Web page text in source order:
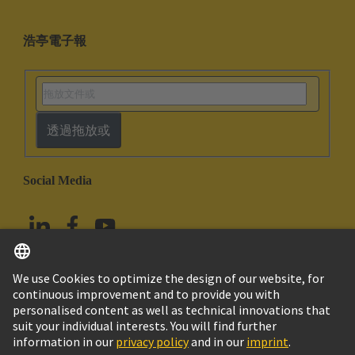
浩亭電子報
透過拖放或
Social Media
台灣 繁体中文